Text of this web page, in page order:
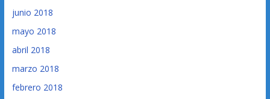
junio 2018
mayo 2018
abril 2018
marzo 2018
febrero 2018